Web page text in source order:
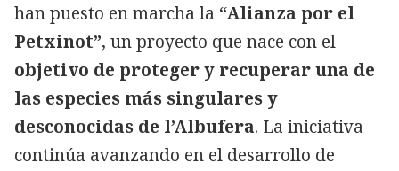
han puesto en marcha la “Alianza por el
Petxinot”, un proyecto que nace con el
objetivo de proteger y recuperar una de
las especies más singulares y
desconocidas de l’Albufera. La iniciativa
continúa avanzando en el desarrollo de